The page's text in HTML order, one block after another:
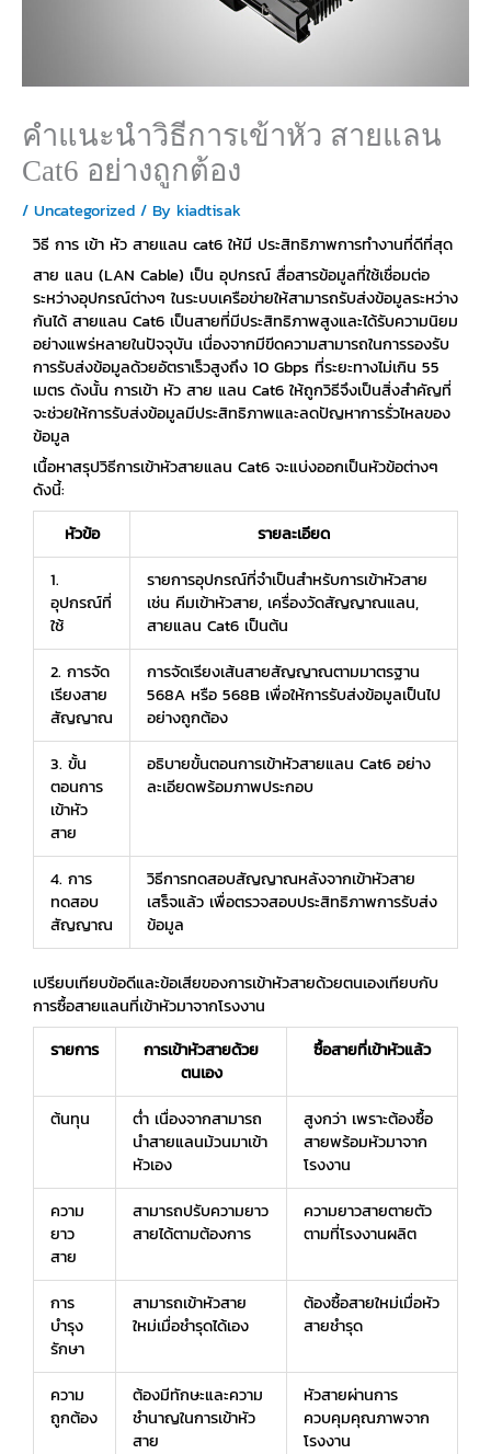
คำแนะนำวิธีการเข้าหัว สายแลน
Cat6 อย่างถูกต้อง
/ Uncategorized / By kiadtisak
วิธี การ เข้า หัว สายแลน cat6 ให้มี ประสิทธิภาพการทำงานที่ดีที่สุด
สาย แลน (LAN Cable) เป็น อุปกรณ์ สื่อสารข้อมูลที่ใช้เชื่อมต่อ
ระหว่างอุปกรณ์ต่างๆ ในระบบเครือข่ายให้สามารถรับส่งข้อมูลระหว่าง
กันได้ สายแลน Cat6 เป็นสายที่มีประสิทธิภาพสูงและได้รับความนิยม
อย่างแพร่หลายในปัจจุบัน เนื่องจากมีขีดความสามารถในการรองรับ
การรับส่งข้อมูลด้วยอัตราเร็วสูงถึง 10 Gbps ที่ระยะทางไม่เกิน 55
เมตร ดังนั้น การเข้า หัว สาย แลน Cat6 ให้ถูกวิธีจึงเป็นสิ่งสำคัญที่
จะช่วยให้การรับส่งข้อมูลมีประสิทธิภาพและลดปัญหาการรั่วไหลของ
ข้อมูล
เนื้อหาสรุปวิธีการเข้าหัวสายแลน Cat6 จะแบ่งออกเป็นหัวข้อต่างๆ
ดังนี้:
หัวข้อ
รายละเอียด
1.
อุปกรณ์ที่
ใช้
รายการอุปกรณ์ที่จำเป็นสำหรับการเข้าหัวสาย
เช่น คีมเข้าหัวสาย, เครื่องวัดสัญญาณแลน,
สายแลน Cat6 เป็นต้น
2. การจัด
เรียงสาย
สัญญาณ
การจัดเรียงเส้นสายสัญญาณตามมาตรฐาน
568A หรือ 568B เพื่อให้การรับส่งข้อมูลเป็นไป
อย่างถูกต้อง
3. ขั้น
ตอนการ
เข้าหัว
สาย
อธิบายขั้นตอนการเข้าหัวสายแลน Cat6 อย่าง
ละเอียดพร้อมภาพประกอบ
4. การ
ทดสอบ
สัญญาณ
วิธีการทดสอบสัญญาณหลังจากเข้าหัวสาย
เสร็จแล้ว เพื่อตรวจสอบประสิทธิภาพการรับส่ง
ข้อมูล
เปรียบเทียบข้อดีและข้อเสียของการเข้าหัวสายด้วยตนเองเทียบกับ
การซื้อสายแลนที่เข้าหัวมาจากโรงงาน
รายการ
การเข้าหัวสายด้วย
ตนเอง
ซื้อสายที่เข้าหัวแล้ว
ต้นทุน
ต่ำ เนื่องจากสามารถ
นำสายแลนม้วนมาเข้า
หัวเอง
สูงกว่า เพราะต้องซื้อ
สายพร้อมหัวมาจาก
โรงงาน
ความ
ยาว
สาย
สามารถปรับความยาว
สายได้ตามต้องการ
ความยาวสายตายตัว
ตามที่โรงงานผลิต
การ
บำรุง
รักษา
สามารถเข้าหัวสาย
ใหม่เมื่อชำรุดได้เอง
ต้องซื้อสายใหม่เมื่อหัว
สายชำรุด
ความ
ถูกต้อง
ต้องมีทักษะและความ
ชำนาญในการเข้าหัว
สาย
หัวสายผ่านการ
ควบคุมคุณภาพจาก
โรงงาน